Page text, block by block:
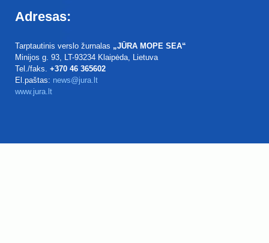
Adresas:
Tarptautinis verslo žurnalas „JŪRA MOPE SEA“
Minijos g. 93, LT-93234 Klaipėda, Lietuva
Tel./faks. +370 46 365602
El.paštas: news@jura.lt
www.jura.lt